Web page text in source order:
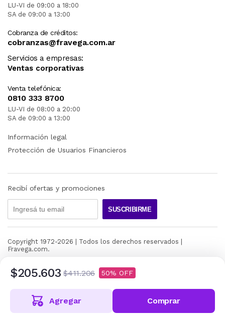
$205.603 $411.206 50
Comprar
Agregar
LU-VI de 09:00 a 18:00
SA de 09:00 a 13:00
Cobranza de créditos:
cobranzas@fravega.com.ar
Servicios a empresas:
Ventas corporativas
Venta telefónica:
0810 333 8700
LU-VI de 08:00 a 20:00
SA de 09:00 a 13:00
Información legal
Protección de Usuarios Financieros
Recibí ofertas y promociones
SUSCRIBIRME
Copyright 1972-2026 | Todos los derechos reservados |
Fravega.com.